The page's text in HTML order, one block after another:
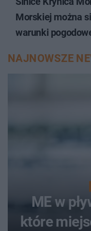
Morskiej można
warunki
NAJNOWSZE
ME w
które